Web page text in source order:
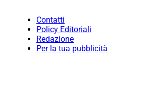
Contatti
Policy Editoriali
Redazione
Per la tua pubblicità